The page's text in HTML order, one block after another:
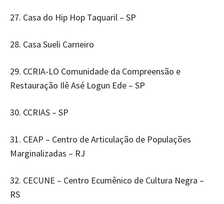
27. Casa do Hip Hop Taquaril – SP
28. Casa Sueli Carneiro
29. CCRIA-LO Comunidade da Compreensão e
Restauração Ilê Asé Logun Ede – SP
30. CCRIAS – SP
31. CEAP – Centro de Articulação de Populações
Marginalizadas – RJ
32. CECUNE – Centro Ecumênico de Cultura Negra –
RS